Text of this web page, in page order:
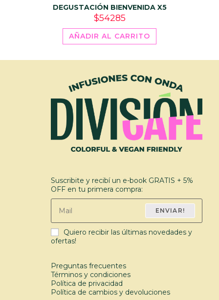
DEGUSTACIÓN BIENVENIDA X5
$54285
AÑADIR AL CARRITO
Suscribite y recibí un e-book GRATIS + 5%
OFF en tu primera compra:
ENVIAR!
Quiero recibir las últimas novedades y
ofertas!
Preguntas frecuentes
Términos y condiciones
Política de privacidad
Política de cambios y devoluciones